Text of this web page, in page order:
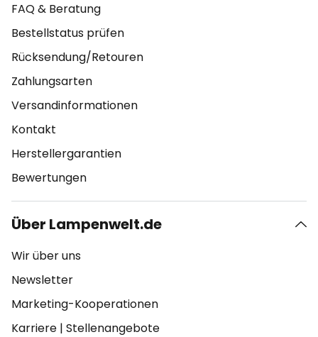
FAQ & Beratung
Bestellstatus prüfen
Rücksendung/Retouren
Zahlungsarten
Versandinformationen
Kontakt
Herstellergarantien
Bewertungen
Über Lampenwelt.de
Wir über uns
Newsletter
Marketing-Kooperationen
Karriere | Stellenangebote